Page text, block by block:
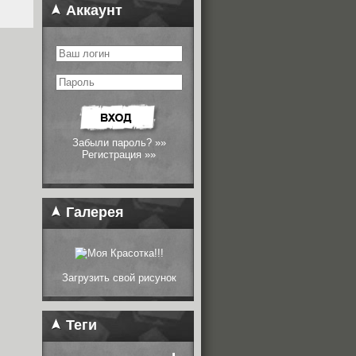
Аккаунт
Забыли пароль? »»
Регистрация »»
Галерея
Загрузить свой рисунок
Теги